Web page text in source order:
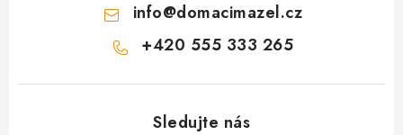
info@domacimazel.cz
+420 555 333 265